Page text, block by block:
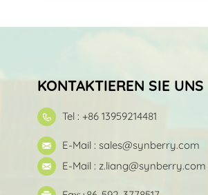
KONTAKTIEREN SIE UNS
Tel : +86 13959214481
E-Mail : sales@synberry.com
E-Mail : z.liang@synberry.com